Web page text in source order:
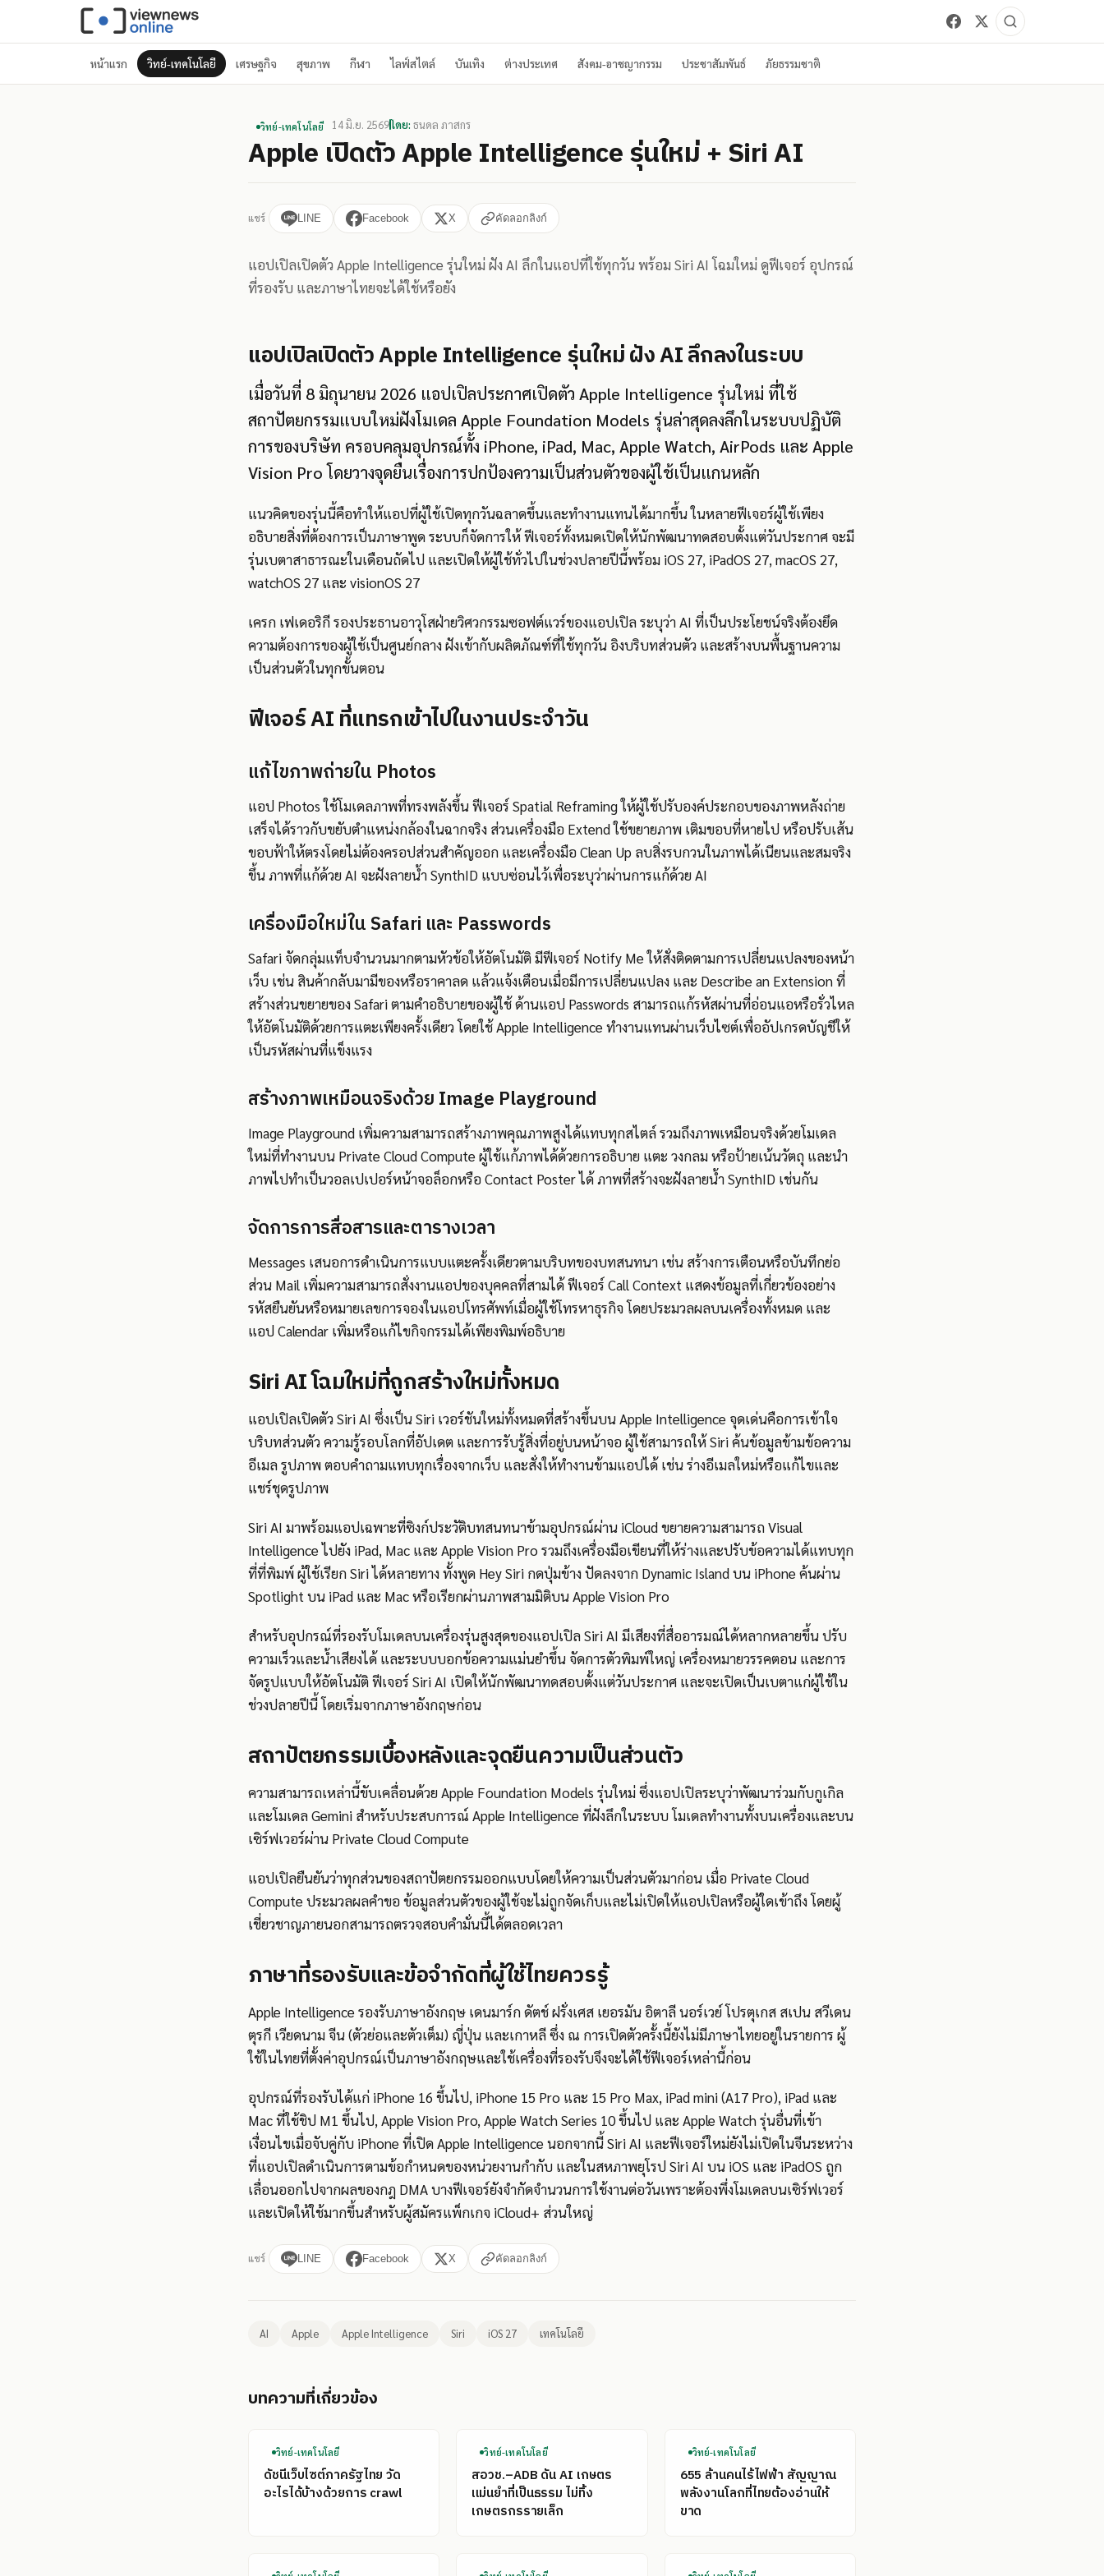
หน้าแรก วิทย์-เทคโนโลยี เศรษฐกิจ สุขภาพ กีฬา ไลฟ์สไตล์ บันเทิง ต่างประเทศ สังคม-อาชญากรรม ประชาสัมพันธ์ ภัยธรรมชาติ
วิทย์-เทคโนโลยี 14 มิ.ย. 2569โดย: ธนดล ภาสกร
Apple เปิดตัว Apple Intelligence รุ่นใหม่ + Siri AI
แชร์ LINE Facebook X คัดลอกลิงก์
แอปเปิลเปิดตัว Apple Intelligence รุ่นใหม่ ฝัง AI ลึกในแอปที่ใช้ทุกวัน พร้อม Siri AI โฉมใหม่ ดูฟีเจอร์ อุปกรณ์
ที่รองรับ และภาษาไทยจะได้ใช้หรือยัง
แอปเปิลเปิดตัว Apple Intelligence รุ่นใหม่ ฝัง AI ลึกลงในระบบ
เมื่อวันที่ 8 มิถุนายน 2026 แอปเปิลประกาศเปิดตัว Apple Intelligence รุ่นใหม่ ที่ใช้
สถาปัตยกรรมแบบใหม่ฝังโมเดล Apple Foundation Models รุ่นล่าสุดลงลึกในระบบปฏิบัติ
การของบริษัท ครอบคลุมอุปกรณ์ทั้ง iPhone, iPad, Mac, Apple Watch, AirPods และ Apple
Vision Pro โดยวางจุดยืนเรื่องการปกป้องความเป็นส่วนตัวของผู้ใช้เป็นแกนหลัก
แนวคิดของรุ่นนี้คือทำให้แอปที่ผู้ใช้เปิดทุกวันฉลาดขึ้นและทำงานแทนได้มากขึ้น ในหลายฟีเจอร์ผู้ใช้เพียง
อธิบายสิ่งที่ต้องการเป็นภาษาพูด ระบบก็จัดการให้ ฟีเจอร์ทั้งหมดเปิดให้นักพัฒนาทดสอบตั้งแต่วันประกาศ จะมี
รุ่นเบตาสาธารณะในเดือนถัดไป และเปิดให้ผู้ใช้ทั่วไปในช่วงปลายปีนี้พร้อม iOS 27, iPadOS 27, macOS 27,
watchOS 27 และ visionOS 27
เครก เฟเดอริกี รองประธานอาวุโสฝ่ายวิศวกรรมซอฟต์แวร์ของแอปเปิล ระบุว่า AI ที่เป็นประโยชน์จริงต้องยึด
ความต้องการของผู้ใช้เป็นศูนย์กลาง ฝังเข้ากับผลิตภัณฑ์ที่ใช้ทุกวัน อิงบริบทส่วนตัว และสร้างบนพื้นฐานความ
เป็นส่วนตัวในทุกขั้นตอน
ฟีเจอร์ AI ที่แทรกเข้าไปในงานประจำวัน
แก้ไขภาพถ่ายใน Photos
แอป Photos ใช้โมเดลภาพที่ทรงพลังขึ้น ฟีเจอร์ Spatial Reframing ให้ผู้ใช้ปรับองค์ประกอบของภาพหลังถ่าย
เสร็จได้ราวกับขยับตำแหน่งกล้องในฉากจริง ส่วนเครื่องมือ Extend ใช้ขยายภาพ เติมขอบที่หายไป หรือปรับเส้น
ขอบฟ้าให้ตรงโดยไม่ต้องครอปส่วนสำคัญออก และเครื่องมือ Clean Up ลบสิ่งรบกวนในภาพได้เนียนและสมจริง
ขึ้น ภาพที่แก้ด้วย AI จะฝังลายน้ำ SynthID แบบซ่อนไว้เพื่อระบุว่าผ่านการแก้ด้วย AI
เครื่องมือใหม่ใน Safari และ Passwords
Safari จัดกลุ่มแท็บจำนวนมากตามหัวข้อให้อัตโนมัติ มีฟีเจอร์ Notify Me ให้สั่งติดตามการเปลี่ยนแปลงของหน้า
เว็บ เช่น สินค้ากลับมามีของหรือราคาลด แล้วแจ้งเตือนเมื่อมีการเปลี่ยนแปลง และ Describe an Extension ที่
สร้างส่วนขยายของ Safari ตามคำอธิบายของผู้ใช้ ด้านแอป Passwords สามารถแก้รหัสผ่านที่อ่อนแอหรือรั่วไหล
ให้อัตโนมัติด้วยการแตะเพียงครั้งเดียว โดยใช้ Apple Intelligence ทำงานแทนผ่านเว็บไซต์เพื่ออัปเกรดบัญชีให้
เป็นรหัสผ่านที่แข็งแรง
สร้างภาพเหมือนจริงด้วย Image Playground
Image Playground เพิ่มความสามารถสร้างภาพคุณภาพสูงได้แทบทุกสไตล์ รวมถึงภาพเหมือนจริงด้วยโมเดล
ใหม่ที่ทำงานบน Private Cloud Compute ผู้ใช้แก้ภาพได้ด้วยการอธิบาย แตะ วงกลม หรือป้ายเน้นวัตถุ และนำ
ภาพไปทำเป็นวอลเปเปอร์หน้าจอล็อกหรือ Contact Poster ได้ ภาพที่สร้างจะฝังลายน้ำ SynthID เช่นกัน
จัดการการสื่อสารและตารางเวลา
Messages เสนอการดำเนินการแบบแตะครั้งเดียวตามบริบทของบทสนทนา เช่น สร้างการเตือนหรือบันทึกย่อ
ส่วน Mail เพิ่มความสามารถสั่งงานแอปของบุคคลที่สามได้ ฟีเจอร์ Call Context แสดงข้อมูลที่เกี่ยวข้องอย่าง
รหัสยืนยันหรือหมายเลขการจองในแอปโทรศัพท์เมื่อผู้ใช้โทรหาธุรกิจ โดยประมวลผลบนเครื่องทั้งหมด และ
แอป Calendar เพิ่มหรือแก้ไขกิจกรรมได้เพียงพิมพ์อธิบาย
Siri AI โฉมใหม่ที่ถูกสร้างใหม่ทั้งหมด
แอปเปิลเปิดตัว Siri AI ซึ่งเป็น Siri เวอร์ชันใหม่ทั้งหมดที่สร้างขึ้นบน Apple Intelligence จุดเด่นคือการเข้าใจ
บริบทส่วนตัว ความรู้รอบโลกที่อัปเดต และการรับรู้สิ่งที่อยู่บนหน้าจอ ผู้ใช้สามารถให้ Siri ค้นข้อมูลข้ามข้อความ
อีเมล รูปภาพ ตอบคำถามแทบทุกเรื่องจากเว็บ และสั่งให้ทำงานข้ามแอปได้ เช่น ร่างอีเมลใหม่หรือแก้ไขและ
แชร์ชุดรูปภาพ
Siri AI มาพร้อมแอปเฉพาะที่ซิงก์ประวัติบทสนทนาข้ามอุปกรณ์ผ่าน iCloud ขยายความสามารถ Visual
Intelligence ไปยัง iPad, Mac และ Apple Vision Pro รวมถึงเครื่องมือเขียนที่ให้ร่างและปรับข้อความได้แทบทุก
ที่ที่พิมพ์ ผู้ใช้เรียก Siri ได้หลายทาง ทั้งพูด Hey Siri กดปุ่มข้าง ปัดลงจาก Dynamic Island บน iPhone ค้นผ่าน
Spotlight บน iPad และ Mac หรือเรียกผ่านภาพสามมิติบน Apple Vision Pro
สำหรับอุปกรณ์ที่รองรับโมเดลบนเครื่องรุ่นสูงสุดของแอปเปิล Siri AI มีเสียงที่สื่ออารมณ์ได้หลากหลายขึ้น ปรับ
ความเร็วและน้ำเสียงได้ และระบบบอกข้อความแม่นยำขึ้น จัดการตัวพิมพ์ใหญ่ เครื่องหมายวรรคตอน และการ
จัดรูปแบบให้อัตโนมัติ ฟีเจอร์ Siri AI เปิดให้นักพัฒนาทดสอบตั้งแต่วันประกาศ และจะเปิดเป็นเบตาแก่ผู้ใช้ใน
ช่วงปลายปีนี้ โดยเริ่มจากภาษาอังกฤษก่อน
สถาปัตยกรรมเบื้องหลังและจุดยืนความเป็นส่วนตัว
ความสามารถเหล่านี้ขับเคลื่อนด้วย Apple Foundation Models รุ่นใหม่ ซึ่งแอปเปิลระบุว่าพัฒนาร่วมกับกูเกิล
และโมเดล Gemini สำหรับประสบการณ์ Apple Intelligence ที่ฝังลึกในระบบ โมเดลทำงานทั้งบนเครื่องและบน
เซิร์ฟเวอร์ผ่าน Private Cloud Compute
แอปเปิลยืนยันว่าทุกส่วนของสถาปัตยกรรมออกแบบโดยให้ความเป็นส่วนตัวมาก่อน เมื่อ Private Cloud
Compute ประมวลผลคำขอ ข้อมูลส่วนตัวของผู้ใช้จะไม่ถูกจัดเก็บและไม่เปิดให้แอปเปิลหรือผู้ใดเข้าถึง โดยผู้
เชี่ยวชาญภายนอกสามารถตรวจสอบคำมั่นนี้ได้ตลอดเวลา
ภาษาที่รองรับและข้อจำกัดที่ผู้ใช้ไทยควรรู้
Apple Intelligence รองรับภาษาอังกฤษ เดนมาร์ก ดัตช์ ฝรั่งเศส เยอรมัน อิตาลี นอร์เวย์ โปรตุเกส สเปน สวีเดน
ตุรกี เวียดนาม จีน (ตัวย่อและตัวเต็ม) ญี่ปุ่น และเกาหลี ซึ่ง ณ การเปิดตัวครั้งนี้ยังไม่มีภาษาไทยอยู่ในรายการ ผู้
ใช้ในไทยที่ตั้งค่าอุปกรณ์เป็นภาษาอังกฤษและใช้เครื่องที่รองรับจึงจะได้ใช้ฟีเจอร์เหล่านี้ก่อน
อุปกรณ์ที่รองรับได้แก่ iPhone 16 ขึ้นไป, iPhone 15 Pro และ 15 Pro Max, iPad mini (A17 Pro), iPad และ
Mac ที่ใช้ชิป M1 ขึ้นไป, Apple Vision Pro, Apple Watch Series 10 ขึ้นไป และ Apple Watch รุ่นอื่นที่เข้า
เงื่อนไขเมื่อจับคู่กับ iPhone ที่เปิด Apple Intelligence นอกจากนี้ Siri AI และฟีเจอร์ใหม่ยังไม่เปิดในจีนระหว่าง
ที่แอปเปิลดำเนินการตามข้อกำหนดของหน่วยงานกำกับ และในสหภาพยุโรป Siri AI บน iOS และ iPadOS ถูก
เลื่อนออกไปจากผลของกฎ DMA บางฟีเจอร์ยังจำกัดจำนวนการใช้งานต่อวันเพราะต้องพึ่งโมเดลบนเซิร์ฟเวอร์
และเปิดให้ใช้มากขึ้นสำหรับผู้สมัครแพ็กเกจ iCloud+ ส่วนใหญ่
แชร์ LINE Facebook X คัดลอกลิงก์
AI Apple Apple Intelligence Siri iOS 27 เทคโนโลยี
บทความที่เกี่ยวข้อง
วิทย์-เทคโนโลยี
ดัชนีเว็บไซต์ภาครัฐไทย วัด
อะไรได้บ้างด้วยการ crawl
วิทย์-เทคโนโลยี
สอวช.–ADB ดัน AI เกษตร
แม่นยำที่เป็นธรรม ไม่ทิ้ง
เกษตรกรรายเล็ก
วิทย์-เทคโนโลยี
655 ล้านคนไร้ไฟฟ้า สัญญาณ
พลังงานโลกที่ไทยต้องอ่านให้
ขาด